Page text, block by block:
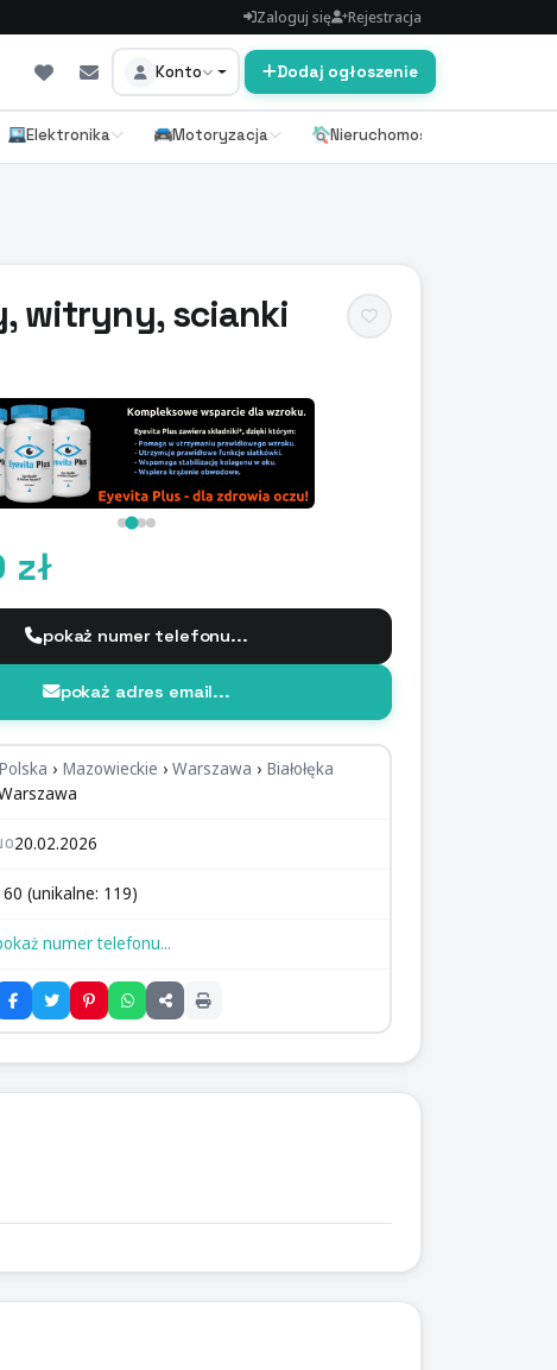
Zaloguj się Rejestracja
Konto Dodaj ogłoszenie
Elektronika Motoryzacja Nieruchomości
witryny, scianki
zł
pokaż numer telefonu...
pokaż adres email...
Polska › Mazowieckie › Warszawa › Białołęka
20.02.2026
(unikalne: 119)
numer telefonu...